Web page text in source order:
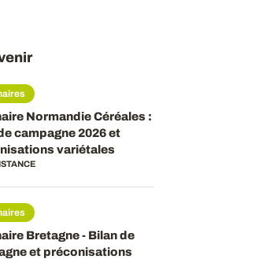
Normandie Céréales :
campagne 2026 et
variétales
Bretagne - Bilan de
et préconisations